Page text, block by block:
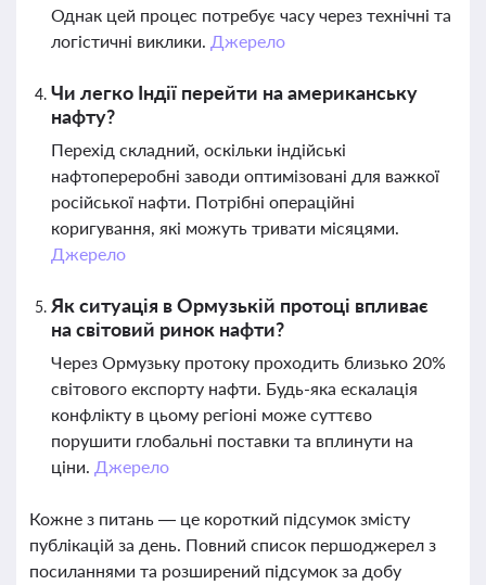
Однак цей процес потребує часу через технічні та
логістичні виклики. Джерело
Чи легко Індії перейти на американську
нафту?
Перехід складний, оскільки індійські
нафтопереробні заводи оптимізовані для важкої
російської нафти. Потрібні операційні
коригування, які можуть тривати місяцями.
Джерело
Як ситуація в Ормузькій протоці впливає
на світовий ринок нафти?
Через Ормузьку протоку проходить близько 20%
світового експорту нафти. Будь-яка ескалація
конфлікту в цьому регіоні може суттєво
порушити глобальні поставки та вплинути на
ціни. Джерело
Кожне з питань — це короткий підсумок змісту
публікацій за день. Повний список першоджерел з
посиланнями та розширений підсумок за добу